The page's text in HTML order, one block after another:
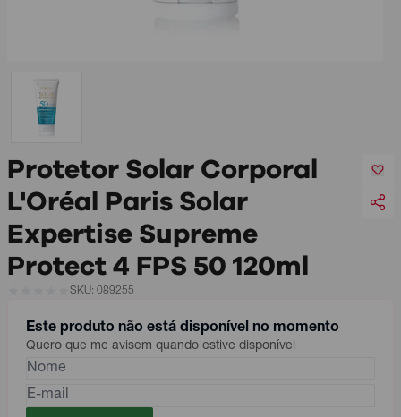
Protetor Solar Corporal
L'Oréal Paris Solar
Expertise Supreme
Protect 4 FPS 50 120ml
SKU: 089255
Este produto não está disponível no momento
Quero que me avisem quando estive disponível